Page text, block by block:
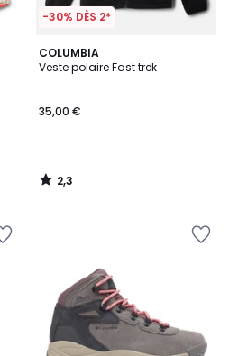
-30% DÈS 2*
COLUMBIA
Veste polaire Fast trek
35,00 €
2,3
/ 5
2,3
/